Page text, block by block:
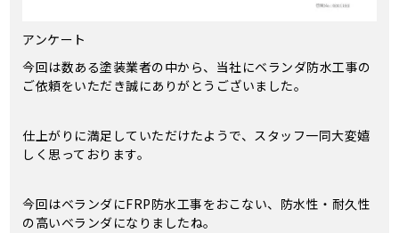
アンケート
今回は数ある塗装業者の中から、当社にベランダ防水工事の
ご依頼をいただき誠にありがとうございました。
仕上がりに満足していただけたようで、スタッフ一同大変嬉
しく思っております。
今回はベランダにFRP防水工事をおこない、防水性・耐久性
の高いベランダになりましたね。